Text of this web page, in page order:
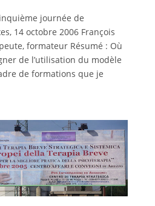
journée de
14 octobre 2006 François
formateur Résumé : Où
de l’utilisation du modèle
de formations que je